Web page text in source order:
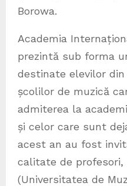
Borowa.
Academia
prezintă sub forma
destinate elevilor
școlilor de muzică
admiterea la
și celor care sunt
acest an au fost
calitate de profesori,
(Universitatea de